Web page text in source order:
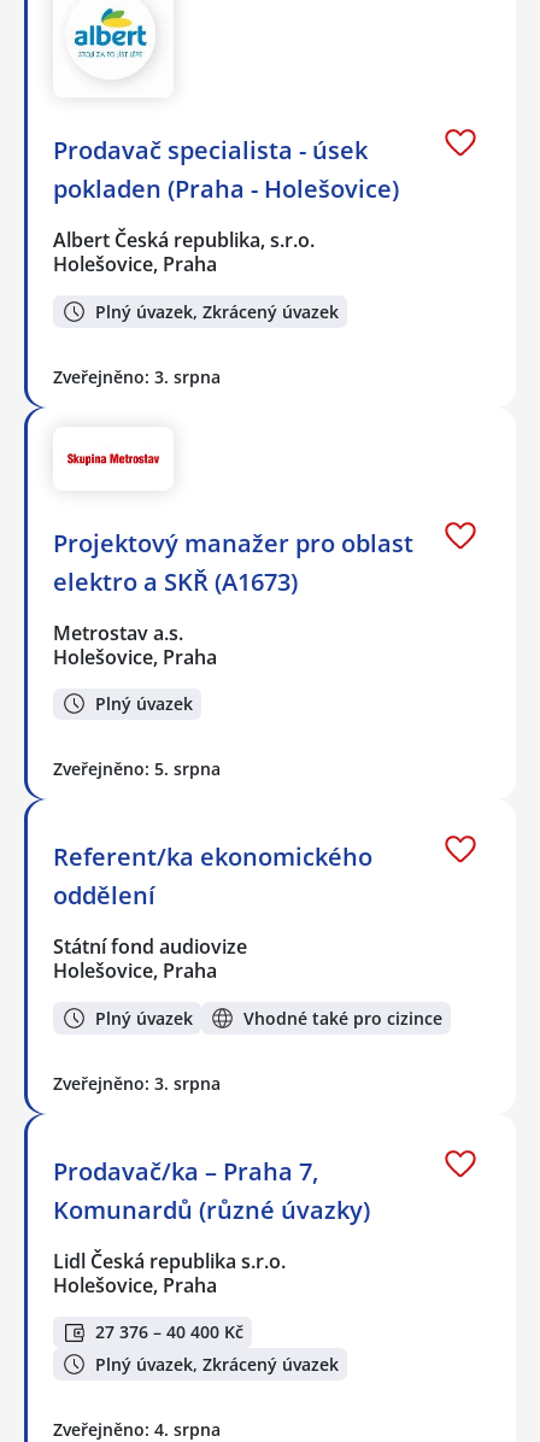
Prodavač specialista - úsek
pokladen (Praha - Holešovice)
Albert Česká republika, s.r.o.
Holešovice, Praha
Plný úvazek, Zkrácený úvazek
Zveřejněno: 3. srpna
Projektový manažer pro oblast
elektro a SKŘ (A1673)
Metrostav a.s.
Holešovice, Praha
Plný úvazek
Zveřejněno: 5. srpna
Referent/ka ekonomického
oddělení
Státní fond audiovize
Holešovice, Praha
Plný úvazek Vhodné také pro cizince
Zveřejněno: 3. srpna
Prodavač/ka – Praha 7,
Komunardů (různé úvazky)
Lidl Česká republika s.r.o.
Holešovice, Praha
27 376 – 40 400 Kč
Plný úvazek, Zkrácený úvazek
Zveřejněno: 4. srpna